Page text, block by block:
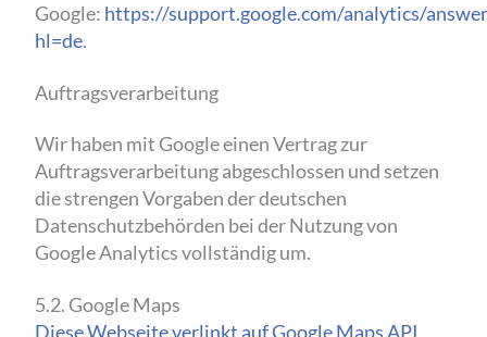
Google: https://support.google.com/analytics/
hl=de.
Auftragsverarbeitung
Wir haben mit Google einen Vertrag zur
Auftragsverarbeitung abgeschlossen und setzen
die strengen Vorgaben der deutschen
Datenschutzbehörden bei der Nutzung von
Google Analytics vollständig um.
5.2. Google Maps
Diese Webseite verlinkt auf Google Maps API.